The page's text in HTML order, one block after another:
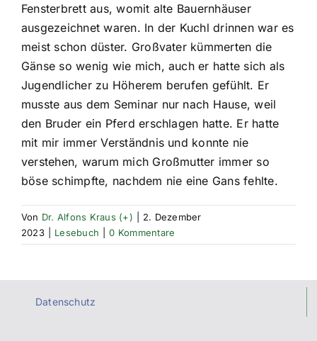
Fensterbrett aus, womit alte Bauernhäuser
ausgezeichnet waren. In der Kuchl drinnen war es
meist schon düster. Großvater kümmerten die
Gänse so wenig wie mich, auch er hatte sich als
Jugendlicher zu Höherem berufen gefühlt. Er
musste aus dem Seminar nur nach Hause, weil
den Bruder ein Pferd erschlagen hatte. Er hatte
mit mir immer Verständnis und konnte nie
verstehen, warum mich Großmutter immer so
böse schimpfte, nachdem nie eine Gans fehlte.
Von Dr. Alfons Kraus (+)
2. Dezember
2023
Lesebuch 0 Kommentare
Datenschutz